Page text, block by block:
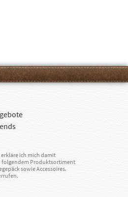
ich mich damit
folgendem Produktsortiment
sowie Accessoires.